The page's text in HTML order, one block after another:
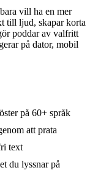
vill ha en mer
till ljud, skapar korta
poddar av valfritt
på dator, mobil
på 60+ språk
att prata
text
du lyssnar på